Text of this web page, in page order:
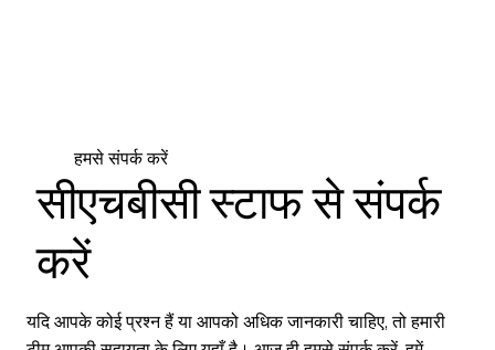
हमसे संपर्क करें
सीएचबीसी स्टाफ से संपर्क
करें
यदि आपके कोई प्रश्न हैं या आपको अधिक जानकारी चाहिए, तो हमारी